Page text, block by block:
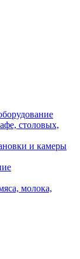
столовых,
и камеры
молока,